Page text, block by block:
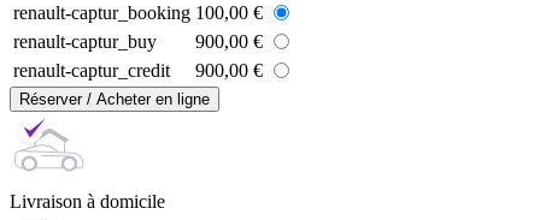
renault-captur_booking 100,00 €
renault-captur_buy
900,00 €
renault-captur_credit
900,00 €
Réserver / Acheter en ligne
Livraison à domicile